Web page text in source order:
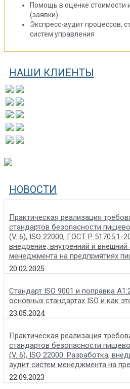
Помощь в оценке стоимости
(заявки)
Экспресс-аудит процессов,
систем управления
НАШИ КЛИЕНТЫ
НОВОСТИ
Практическая реализация
стандартов безопасности
(V. 6), ISO 22000, ГОСТ Р 51705.1-
внедрение, внутренний и внешний
менеджмента на предприятиях
20.02.2025
Стандарт ISO 9001 и поправка
основных стандартах ISO и как
23.05.2024
Практическая реализация
стандартов безопасности
(V. 6), ISO 22000. Разработка,
аудит систем менеджмента на
22.09.2023